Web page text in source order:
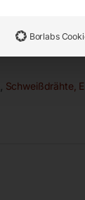
Schweißdrähte,
Borlabs